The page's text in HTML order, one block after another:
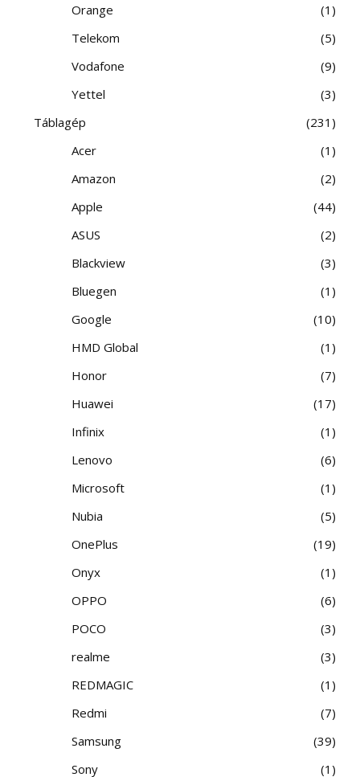
Orange
1
Telekom
5
Vodafone
9
Yettel
3
Táblagép
231
Acer
1
Amazon
2
Apple
44
ASUS
2
Blackview
3
Bluegen
1
Google
10
HMD Global
1
Honor
7
Huawei
17
Infinix
1
Lenovo
6
Microsoft
1
Nubia
5
OnePlus
19
Onyx
1
OPPO
6
POCO
3
realme
3
REDMAGIC
1
Redmi
7
Samsung
39
Sony
1